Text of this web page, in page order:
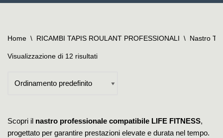
Home \ RICAMBI TAPIS ROULANT PROFESSIONALI \ Nastro
Visualizzazione di 12 risultati
Scopri il nastro professionale compatibile LIFE FITNESS,
progettato per garantire prestazioni elevate e durata nel tempo.